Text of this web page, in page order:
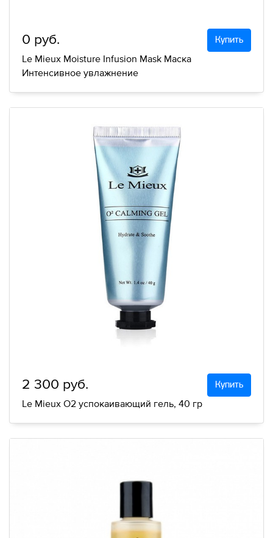
0 руб. Купить
Le Mieux Moisture Infusion Mask Маска
Интенсивное увлажнение
2 300 руб. Купить
Le Mieux О2 успокаивающий гель, 40 гр